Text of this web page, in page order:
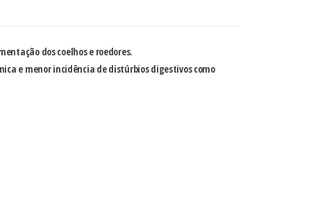
dos coelhos e roedores.
e menor incidência de distúrbios digestivos como